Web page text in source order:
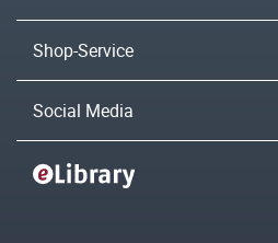
Shop-Service
Social Media